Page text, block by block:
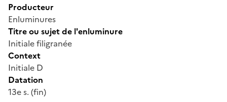
Producteur
Enluminures
Titre ou sujet de l'enluminure
Initiale filigranée
Context
Initiale D
Datation
13e s. (fin)